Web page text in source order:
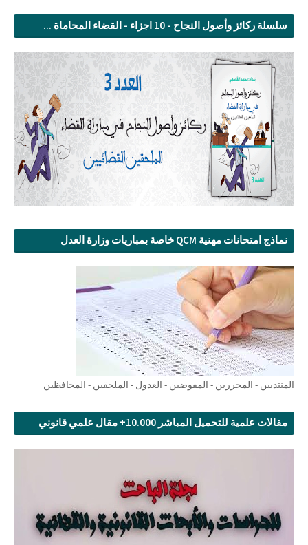
سلسلة ركائز وأصول النجاح - 10 اجزاء - القضاء المحاماة ...
نماذج امتحانات مهنية QCM خاصة بمباريات وزارة العدل
المنتدبين - المحررين - المفوضين - العدول - الملحقين - المحافظين
مقالات علمية للتحميل المباشر 10.000+ مقال علمي قانوني